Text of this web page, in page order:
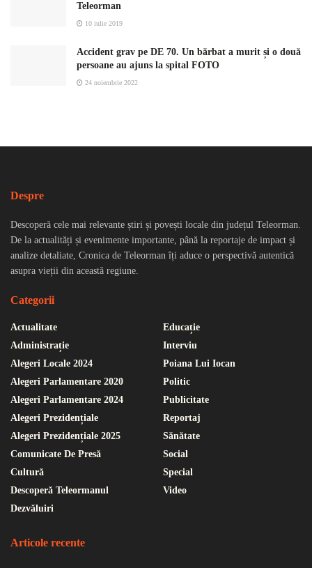
Teleorman
10 iulie 2019
Accident grav pe DE 70. Un bărbat a murit și o două
persoane au ajuns la spital FOTO
24 noiembrie 2022
Despre
Descoperă cele mai relevante știri și povești locale din județul Teleorman.
De la actualități și evenimente importante, până la reportaje de impact și
analize detaliate, Cronica de Teleorman îți aduce o perspectivă autentică
asupra vieții din această regiune.
Categorii
Actualitate
Administrație
Alegeri Locale 2024
Alegeri Parlamentare 2020
Alegeri Parlamentare 2024
Alegeri Prezidențiale
Alegeri Prezidențiale 2025
Comunicate De Presă
Cultură
Descoperă Teleormanul
Dezvăluiri
Educație
Interviu
Poiana Lui Iocan
Politic
Publicitate
Reportaj
Sănătate
Social
Special
Video
Articole recente